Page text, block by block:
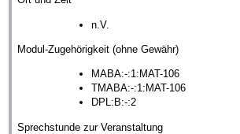
n.V.
Modul-Zugehörigkeit (ohne Gewähr)
MABA:-:1:MAT-106
TMABA:-:1:MAT-106
DPL:B:-:2
Sprechstunde zur Veranstaltung